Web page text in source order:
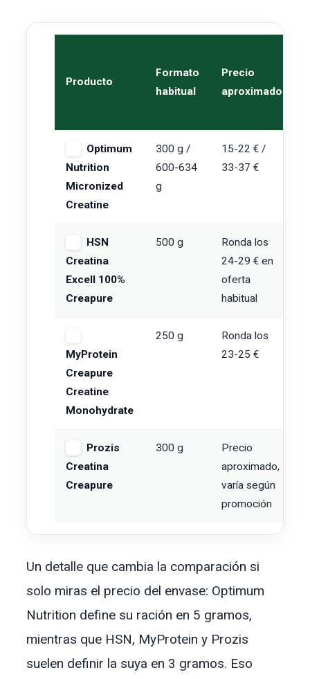
Producto
Formato
habitual
Precio
aproximado
Optimum
Nutrition
Micronized
Creatine
300 g /
600-634
g
15-22 € /
33-37 €
HSN
Creatina
Excell 100%
Creapure
500 g
Ronda los
24-29 € en
oferta
habitual
MyProtein
Creapure
Creatine
Monohydrate
250 g
Ronda los
23-25 €
Prozis
Creatina
Creapure
300 g
Precio
aproximado,
varía según
promoción
Un detalle que cambia la comparación si
solo miras el precio del envase: Optimum
Nutrition define su ración en 5 gramos,
mientras que HSN, MyProtein y Prozis
suelen definir la suya en 3 gramos. Eso